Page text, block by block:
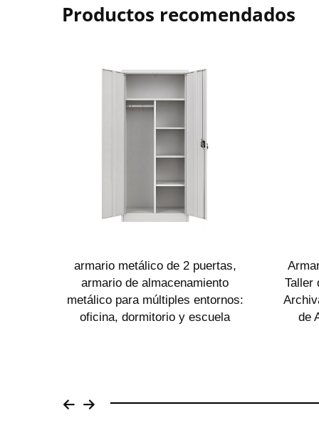
Productos recomendados
armario metálico de 2 puertas,
armario de almacenamiento
metálico para múltiples entornos:
oficina, dormitorio y escuela
Taller
de